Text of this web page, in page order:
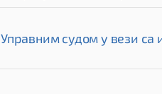
судом у вези са